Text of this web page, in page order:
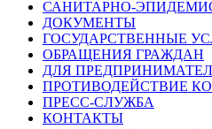
САНИТАРНО-
ДОКУМЕНТЫ
ГОСУДАРСТВЕННЫЕ
ОБРАЩЕНИЯ ГРАЖДАН
ДЛЯ
ПРОТИВОДЕЙСТВИЕ
ПРЕСС-СЛУЖБА
КОНТАКТЫ